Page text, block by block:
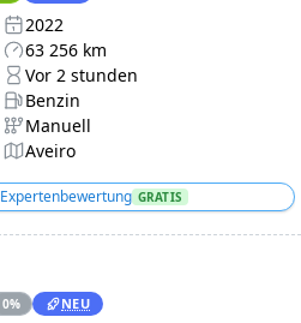
2022
63 256 km
Vor 2 stunden
Benzin
Manuell
Aveiro
Expertenbewertung GRATIS
0% NEU